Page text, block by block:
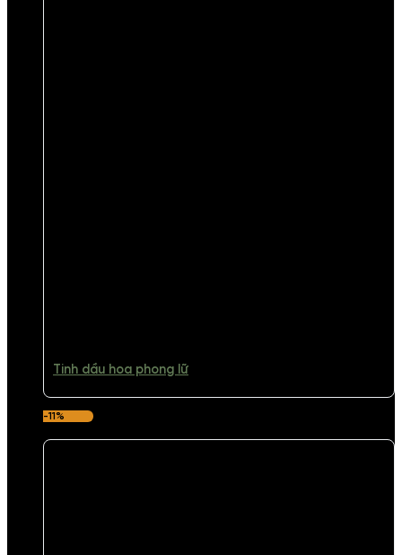
Tinh dầu hoa phong lữ
-11%